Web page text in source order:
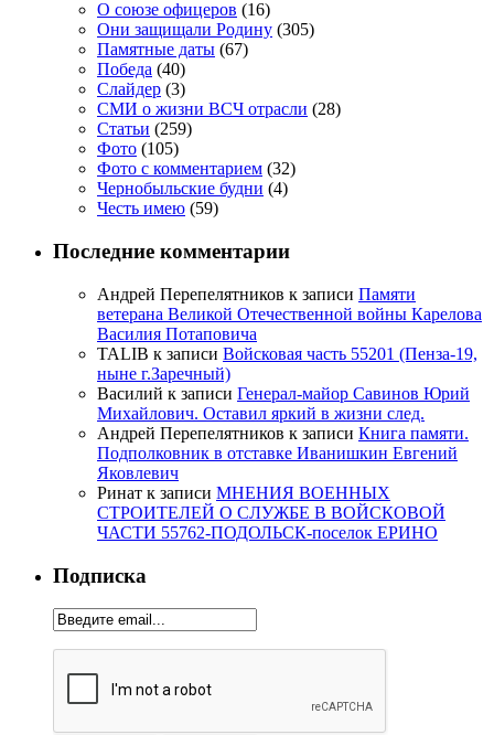
О союзе офицеров (16)
Они защищали Родину (305)
Памятные даты (67)
Победа (40)
Слайдер (3)
СМИ о жизни ВСЧ отрасли (28)
Статьи (259)
Фото (105)
Фото с комментарием (32)
Чернобыльские будни (4)
Честь имею (59)
Последние комментарии
Андрей Перепелятников к записи Памяти
ветерана Великой Отечественной войны Карелова
Василия Потаповича
TALIB к записи Войсковая часть 55201 (Пенза-19,
ныне г.Заречный)
Василий к записи Генерал-майор Савинов Юрий
Михайлович. Оставил яркий в жизни след.
Андрей Перепелятников к записи Книга памяти.
Подполковник в отставке Иванишкин Евгений
Яковлевич
Ринат к записи МНЕНИЯ ВОЕННЫХ
СТРОИТЕЛЕЙ О СЛУЖБЕ В ВОЙСКОВОЙ
ЧАСТИ 55762-ПОДОЛЬСК-поселок ЕРИНО
Подписка